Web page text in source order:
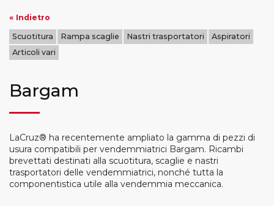
« Indietro
Scuotitura Rampa scaglie Nastri trasportatori
Aspiratori
Articoli vari
Bargam
LaCruz® ha recentemente ampliato la gamma di pezzi di
usura compatibili per vendemmiatrici Bargam. Ricambi
brevettati destinati alla scuotitura, scaglie e nastri
trasportatori delle vendemmiatrici, nonché tutta la
componentistica utile alla vendemmia meccanica.